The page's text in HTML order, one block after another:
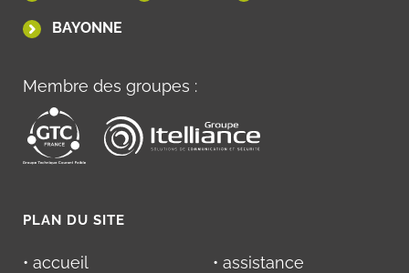
BAYONNE
Membre des groupes :
PLAN DU SITE
• accueil
• assistance